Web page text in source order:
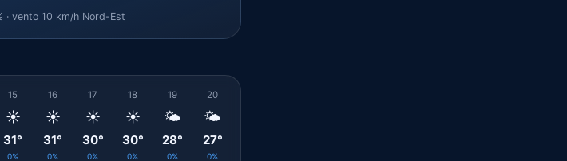
· vento 10 km/h Nord-Est
15
☀️
31°
0%
16
☀️
31°
0%
17
☀️
30°
0%
18
☀️
30°
0%
19
🌤️
28°
0%
20
🌤️
27°
0%